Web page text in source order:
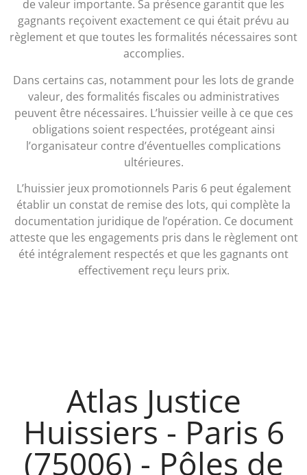
de valeur importante. Sa présence garantit que les
gagnants reçoivent exactement ce qui était prévu au
règlement et que toutes les formalités nécessaires sont
accomplies.
Dans certains cas, notamment pour les lots de grande
valeur, des formalités fiscales ou administratives
peuvent être nécessaires. L’huissier veille à ce que ces
obligations soient respectées, protégeant ainsi
l’organisateur contre d’éventuelles complications
ultérieures.
L’huissier jeux promotionnels Paris 6 peut également
établir un constat de remise des lots, qui complète la
documentation juridique de l’opération. Ce document
atteste que les engagements pris dans le règlement ont
été intégralement respectés et que les gagnants ont
effectivement reçu leurs prix.
Atlas Justice
Huissiers - Paris 6
(75006) - Pôles de